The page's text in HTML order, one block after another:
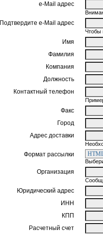
e-Mail адрес
Подтвердите e-Mail адрес
Чтобы
Имя
Фамилия
Компания
Должность
Контактный телефон
Факс
Город
Адрес доставки
Формат рассылки
Организация
Юридический адрес
ИНН
КПП
Расчетный счет